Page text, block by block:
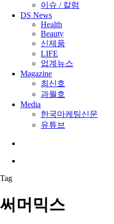
이슈 / 칼럼
DS News
Health
Beauty
신제품
LIFE
업계뉴스
Magazine
최신호
과월호
Media
한국마케팅신문
유튜브
Tag
써머믹스